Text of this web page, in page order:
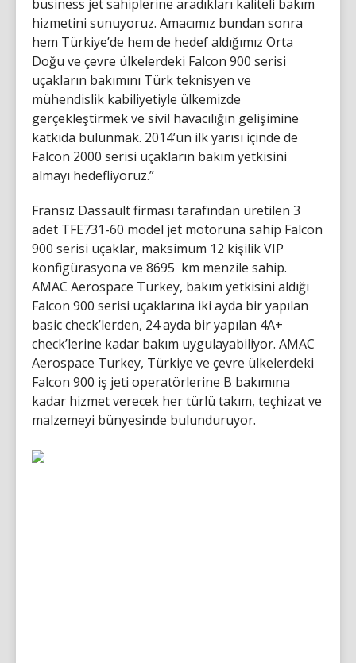
business jet sahiplerine aradıkları kaliteli bakım
hizmetini sunuyoruz. Amacımız bundan sonra
hem Türkiye’de hem de hedef aldığımız Orta
Doğu ve çevre ülkelerdeki Falcon 900 serisi
uçakların bakımını Türk teknisyen ve
mühendislik kabiliyetiyle ülkemizde
gerçekleştirmek ve sivil havacılığın gelişimine
katkıda bulunmak. 2014’ün ilk yarısı içinde de
Falcon 2000 serisi uçakların bakım yetkisini
almayı hedefliyoruz.”
Fransız Dassault firması tarafından üretilen 3
adet TFE731-60 model jet motoruna sahip Falcon
900 serisi uçaklar, maksimum 12 kişilik VIP
konfigürasyona ve 8695 km menzile sahip.
AMAC Aerospace Turkey, bakım yetkisini aldığı
Falcon 900 serisi uçaklarına iki ayda bir yapılan
basic check’lerden, 24 ayda bir yapılan 4A+
check’lerine kadar bakım uygulayabiliyor. AMAC
Aerospace Turkey, Türkiye ve çevre ülkelerdeki
Falcon 900 iş jeti operatörlerine B bakımına
kadar hizmet verecek her türlü takım, teçhizat ve
malzemeyi bünyesinde bulunduruyor.